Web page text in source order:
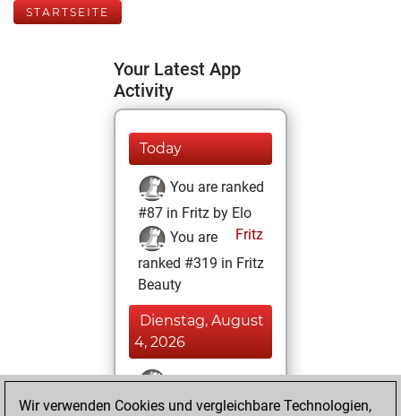
STARTSEITE
Your Latest App
Activity
Today
You are ranked
#87 in Fritz by Elo
Fritz
You are
ranked #319 in Fritz
Beauty
Dienstag, August
4, 2026
You won
against Fritz
Fritz
Wir verwenden Cookies und vergleichbare Technologien,